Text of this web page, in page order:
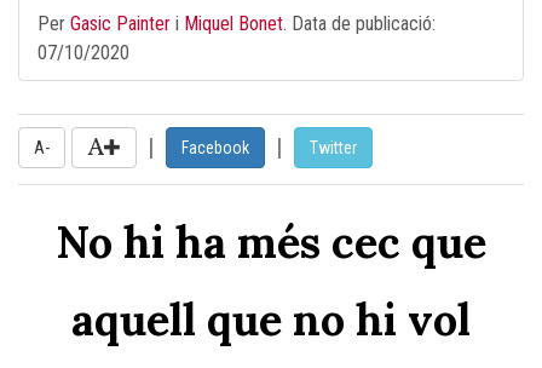
Per Gasic Painter i Miquel Bonet. Data de publicació:
07/10/2020
A- | Facebook | Twitter
No hi ha més cec que
aquell que no hi vol